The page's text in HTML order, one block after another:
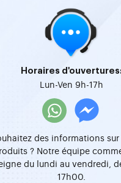
Horaires d'ouvertures:
Lun-Ven 9h-17h
des informations
? Notre équipe
du lundi au vendredi,
17h00.